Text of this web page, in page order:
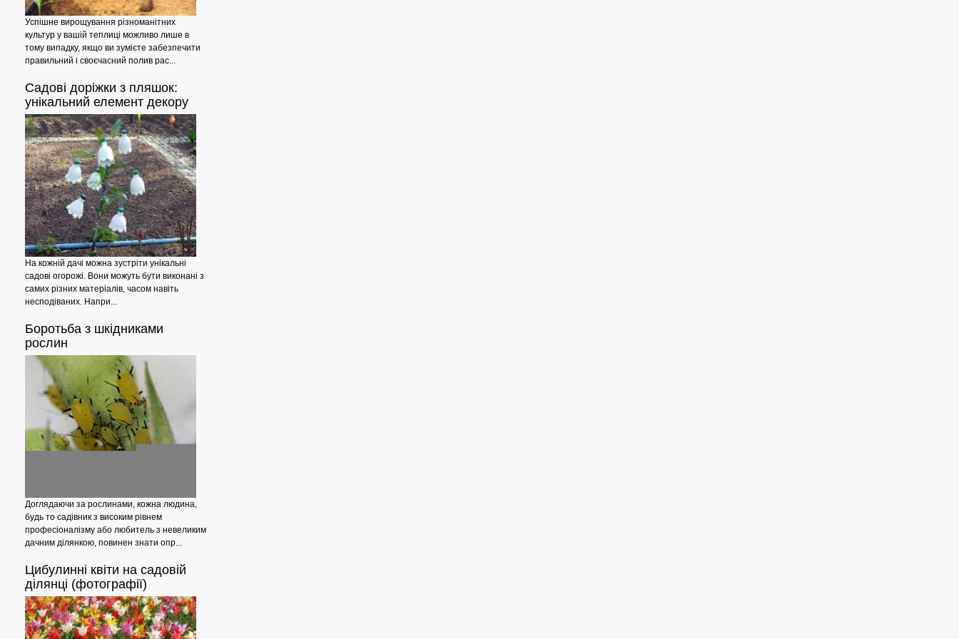
Успішне вирощування різноманітних
культур у вашій теплиці можливо лише в
тому випадку, якщо ви зумієте забезпечити
правильний і своєчасний полив рас...
Садові доріжки з пляшок:
унікальний елемент декору
На кожній дачі можна зустріти унікальні
садові огорожі. Вони можуть бути виконані з
самих різних матеріалів, часом навіть
несподіваних. Напри...
Боротьба з шкідниками
рослин
Доглядаючи за рослинами, кожна людина,
будь то садівник з високим рівнем
професіоналізму або любитель з невеликим
дачним ділянкою, повинен знати опр...
Цибулинні квіти на садовій
ділянці (фотографії)